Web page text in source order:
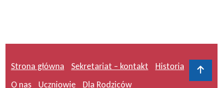
Strona główna Sekretariat – kontakt
Historia
O nas
Uczniowie Dla Rodziców
Do